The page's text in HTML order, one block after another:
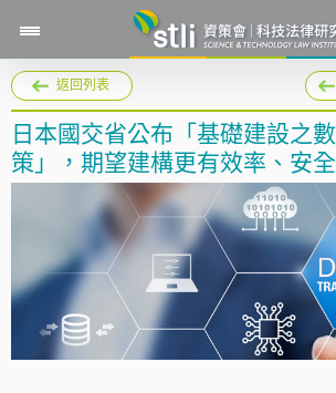
返回列表
日本國交省公布「基礎建設之
策」，期望建構更有效率、安